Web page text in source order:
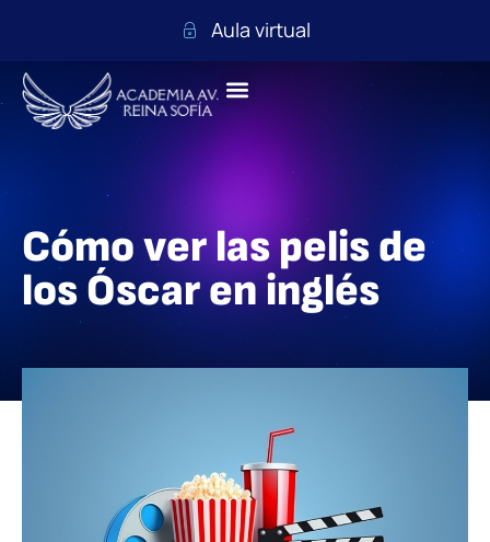
Aula virtual
Cómo ver las pelis de
los Óscar en inglés